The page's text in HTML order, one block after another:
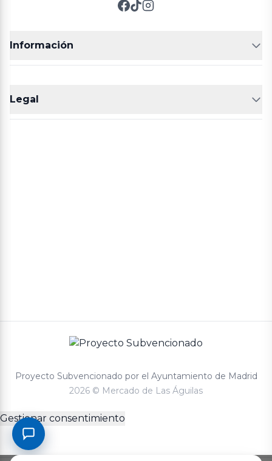
Información
FRUTERÍAS
POLLERÍA
CHARCUTERIA
Legal
Aviso legal
Proyecto Subvencionado por el Ayuntamiento de Madrid
2026 © Mercado de Las Águilas
Gestionar consentimiento